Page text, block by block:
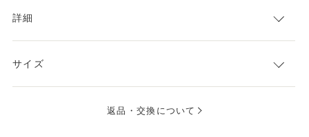
詳細
サイズ
返品・交換について